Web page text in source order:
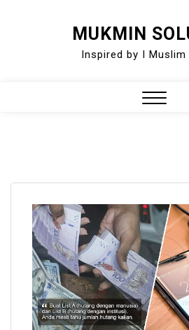
MUKMIN
Inspired by I